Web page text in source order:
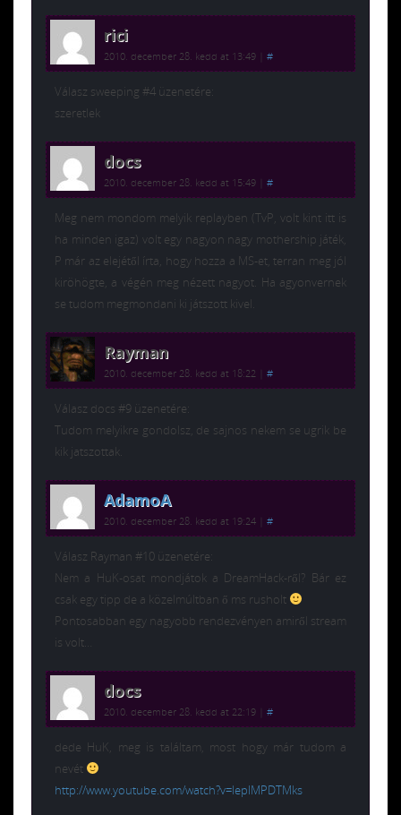
rici
2010. december 28. kedd at 13:49 #
Válasz sweeping #4 üzenetére:
szeretlek
docs
2010. december 28. kedd at 15:49 #
Meg nem mondom melyik replayben (TvP, volt kint itt is
ha minden igaz) volt egy nagyon nagy mothership játék,
P már az elejétől írta, hogy hozza a MS-et, terran meg jól
kiröhögte, a végén meg nézett nagyot. Ha agyonvernek
se tudom megmondani ki játszott kivel.
Rayman
2010. december 28. kedd at 18:22 #
Válasz docs #9 üzenetére:
Tudom melyikre gondolsz, de sajnos nekem se ugrik be
kik jatszottak.
AdamoA
2010. december 28. kedd at 19:24 #
Válasz Rayman #10 üzenetére:
Nem a HuK-osat mondjátok a DreamHack-ről? Bár ez
csak egy tipp de a közelmúltban ő ms rusholt
Pontosabban egy nagyobb rendezvényen amiről stream
is volt…
docs
2010. december 28. kedd at 22:19 #
dede HuK, meg is találtam, most hogy már tudom a
nevét
http://www.youtube.com/watch?v=lepIMPDTMks